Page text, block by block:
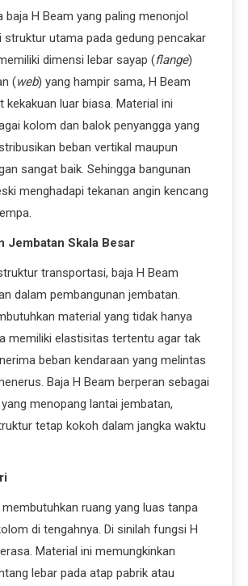
baja H Beam yang paling menonjol
struktur utama pada gedung pencakar
dimensi lebar sayap (flange)
(web) yang hampir sama, H Beam
kekakuan luar biasa. Material ini
kolom dan balok penyangga yang
beban vertikal maupun
sangat baik. Sehingga bangunan
menghadapi tekanan angin kencang
Jembatan Skala Besar
transportasi, baja H Beam
dalam pembangunan jembatan.
material yang tidak hanya
memiliki elastisitas tertentu agar tak
beban kendaraan yang melintas
Baja H Beam berperan sebagai
menopang lantai jembatan,
tetap kokoh dalam jangka waktu
ruang yang luas tanpa
di tengahnya. Di sinilah fungsi H
Material ini memungkinkan
lebar pada atap pabrik atau